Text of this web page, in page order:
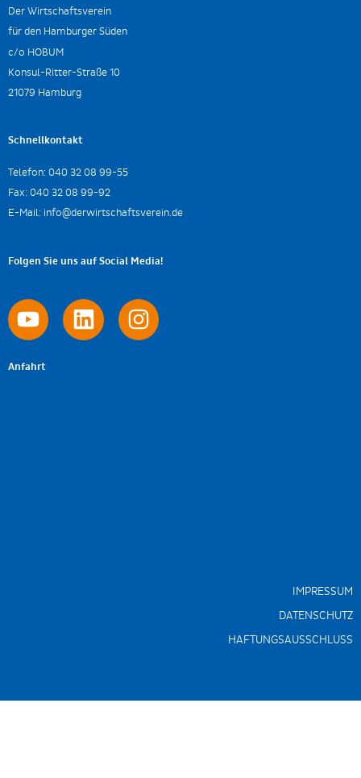
Der Wirtschaftsverein
für den Hamburger Süden
c/o HOBUM
Konsul-Ritter-Straße 10
21079 Hamburg
Schnellkontakt
Telefon: 040 32 08 99-55
Fax: 040 32 08 99-92
E-Mail: info@derwirtschaftsverein.de
Folgen Sie uns auf Social Media!
Anfahrt
IMPRESSUM
DATENSCHUTZ
HAFTUNGSAUSSCHLUSS